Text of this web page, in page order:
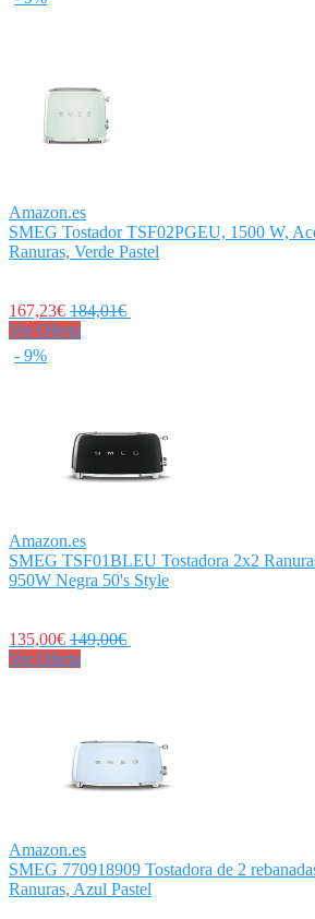
Amazon.es
SMEG Tostador TSF02PGEU, 1500 W,
Ranuras, Verde Pastel
167,23€ 184,01€
Ver Oferta
- 9%
Amazon.es
SMEG TSF01BLEU Tostadora 2x2
950W Negra 50's Style
135,00€ 149,00€
Ver Oferta
Amazon.es
SMEG 770918909 Tostadora de 2
Ranuras, Azul Pastel